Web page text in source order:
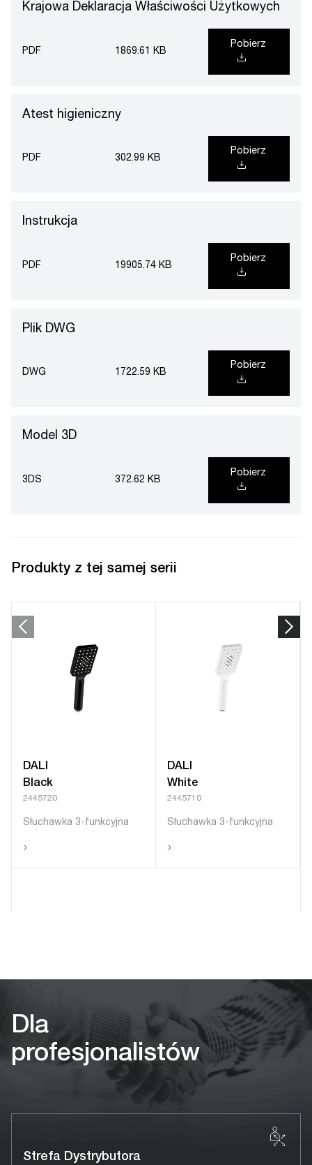
Krajowa Deklaracja Właściwości Użytkowych
PDF 1869.61 KB
Pobierz
Atest higieniczny
PDF 302.99 KB
Pobierz
Instrukcja
PDF 19905.74 KB
Pobierz
Plik DWG
DWG 1722.59 KB
Pobierz
Model 3D
3DS 372.62 KB
Pobierz
Produkty z tej samej serii
DALI
Black
2445720
Słuchawka 3-funkcyjna
›
DALI
White
2445710
Słuchawka 3-funkcyjna
›
Dla
profesjonalistów
Strefa Dystrybutora